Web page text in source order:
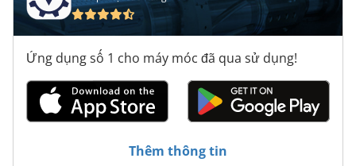
Ứng dụng số 1 cho máy móc đã qua sử dụng!
Thêm thông tin